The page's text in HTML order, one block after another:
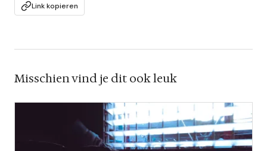
Link kopieren
Misschien vind je dit ook leuk